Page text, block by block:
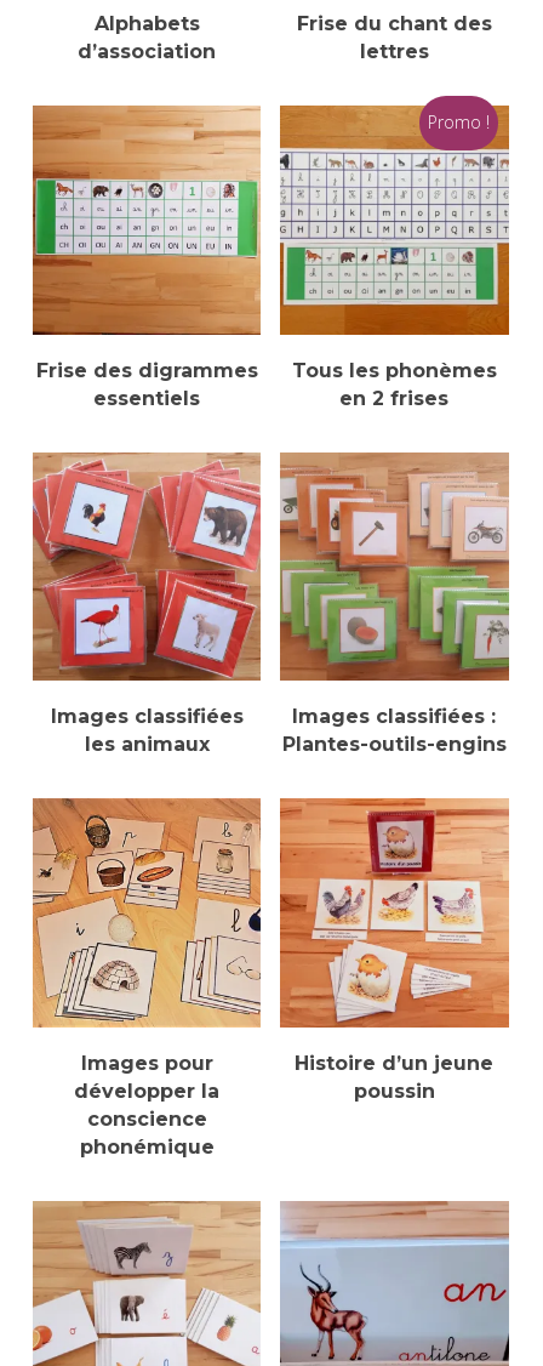
Sélectionner Des
Options
Alphabets
d’association
Ajouter Au Panier
Frise du chant des
lettres
Ajouter Au Panier
Frise des digrammes
essentiels
Promo !
Ajouter Au Panier
Tous les phonèmes
en 2 frises
Sélectionner Des
Options
Images classifiées
les animaux
Sélectionner Des
Options
Images classifiées :
Plantes-outils-engins
Sélectionner Des
Options
Images pour
développer la
conscience
phonémique
Choix Des Options
Histoire d’un jeune
poussin